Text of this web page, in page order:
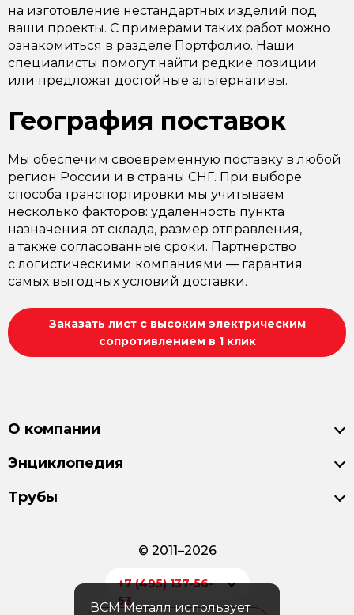
на изготовление нестандартных изделий под
ваши проекты. С примерами таких работ можно
ознакомиться в разделе Портфолио. Наши
специалисты помогут найти редкие позиции
или предложат достойные альтернативы.
География поставок
Мы обеспечим своевременную поставку в любой
регион России и в страны СНГ. При выборе
способа транспортировки мы учитываем
несколько факторов: удаленность пункта
назначения от склада, размер отправления,
а также согласованные сроки. Партнерство
с логистическими компаниями — гарантия
самых выгодных условий доставки.
Заказать лист с высоким электрическим
сопротивлением в 1 клик
О компании
Энциклопедия
Трубы
© 2011–2026
+7 (495) 137-56-
53
ВСМ Металл использует